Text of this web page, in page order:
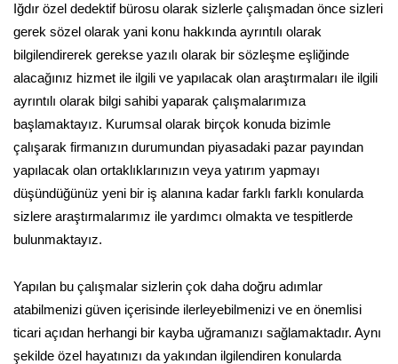
Iğdır özel dedektif bürosu olarak sizlerle çalışmadan önce sizleri
gerek sözel olarak yani konu hakkında ayrıntılı olarak
bilgilendirerek gerekse yazılı olarak bir sözleşme eşliğinde
alacağınız hizmet ile ilgili ve yapılacak olan araştırmaları ile ilgili
ayrıntılı olarak bilgi sahibi yaparak çalışmalarımıza
başlamaktayız. Kurumsal olarak birçok konuda bizimle
çalışarak firmanızın durumundan piyasadaki pazar payından
yapılacak olan ortaklıklarınızın veya yatırım yapmayı
düşündüğünüz yeni bir iş alanına kadar farklı farklı konularda
sizlere araştırmalarımız ile yardımcı olmakta ve tespitlerde
bulunmaktayız.
Yapılan bu çalışmalar sizlerin çok daha doğru adımlar
atabilmenizi güven içerisinde ilerleyebilmenizi ve en önemlisi
ticari açıdan herhangi bir kayba uğramanızı sağlamaktadır. Aynı
şekilde özel hayatınızı da yakından ilgilendiren konularda